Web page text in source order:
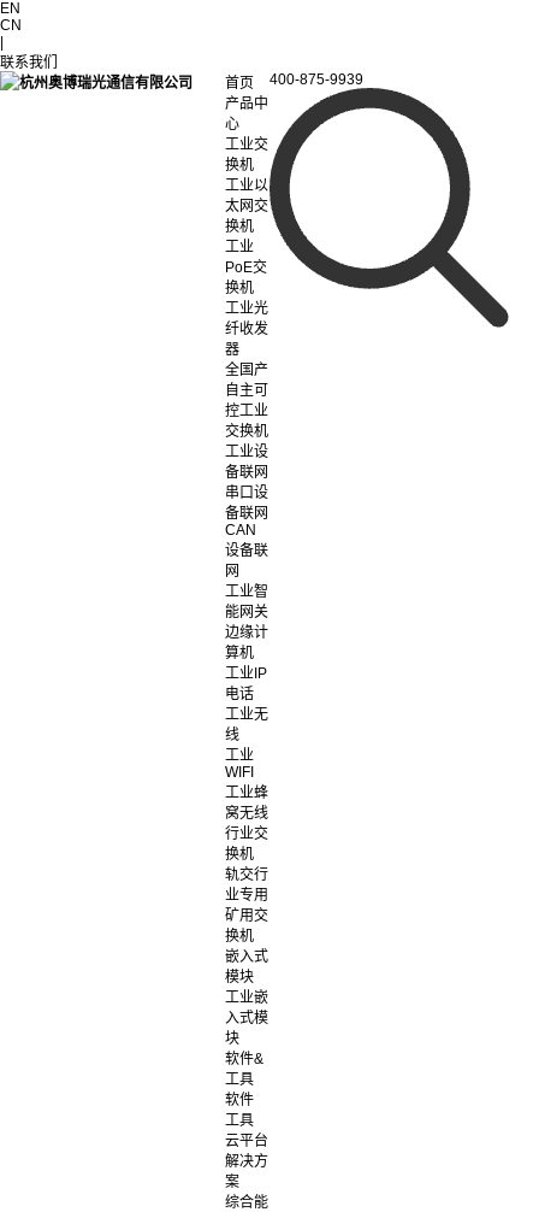
EN
CN
联系我们
首页
产品中
心
工业交
换机
工业以
太网交
换机
工业
PoE交
换机
工业光
纤收发
器
全国产
自主可
控工业
交换机
工业设
备联网
串口设
备联网
CAN
设备联
网
工业智
能网关
边缘计
算机
工业IP
电话
工业无
线
工业
WIFI
工业蜂
窝无线
行业交
换机
轨交行
业专用
矿用交
换机
嵌入式
模块
工业嵌
入式模
块
软件&
工具
软件
工具
云平台
解决方
案
综合能
400-875-9939